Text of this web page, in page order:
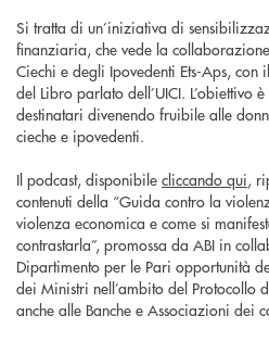
Si tratta di un’iniziativa di
finanziaria, che vede la
Ciechi e degli Ipovedenti Ets-Aps,
del Libro parlato dell’UICI. L’obiettivo
destinatari divenendo fruibile alle
cieche e ipovedenti.
Il podcast, disponibile cliccando qui,
contenuti della “Guida contro la
violenza economica e come si
contrastarla”, promossa da ABI in
Dipartimento per le Pari opportunità
dei Ministri nell’ambito del Protocollo
anche alle Banche e Associazioni dei